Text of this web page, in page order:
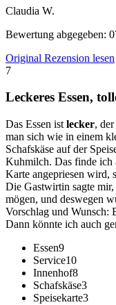
Claudia W.
Bewertung abgegeben:
Original Rezension lesen
7
Leckeres Essen,
Das Essen ist lecker, der
man sich wie in einem
Schafskäse auf der
Kuhmilch. Das finde ich
Karte angepriesen wird,
Die Gastwirtin sagte
mögen, und deswegen
Vorschlag und Wunsch:
Dann könnte ich auch
Essen9
Service10
Innenhof8
Schafskäse3
Speisekarte3